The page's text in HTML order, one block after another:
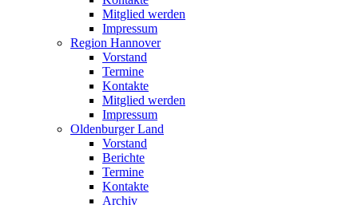
Mitglied werden
Impressum
Region Hannover
Vorstand
Termine
Kontakte
Mitglied werden
Impressum
Oldenburger Land
Vorstand
Berichte
Termine
Kontakte
Archiv